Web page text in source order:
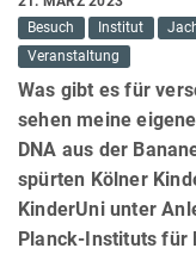
Besuch
Institut
Veranstaltung
Was gibt es für
sehen meine
DNA aus der
spürten Kölner
KinderUni unter
Planck-Instituts für